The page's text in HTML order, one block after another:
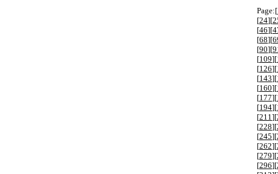
Page:[
[24][
[46][
[68][
[90][
[109][
[126][
[143][
[160][
[177][
[194][
[211 ][
[228][
[245][
[262][
[279][
[296][